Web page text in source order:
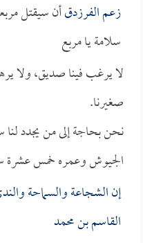
زعمالفرزدقأن سيقتل
سلامة يا مربع
لا يرغب فينا صديق، ولا
صغيرنا.
نحن بحاجة إلى من يجدد لنا
الجيوش وعمره خمس عشرة
إن الشجاعة والسماحة
القاسم بن محمد